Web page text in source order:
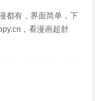
都有，界面简单，下
，看漫画超舒